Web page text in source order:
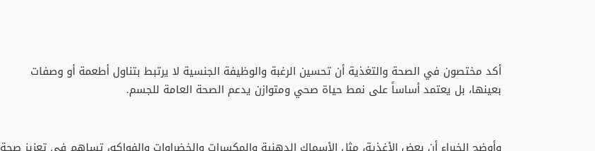
أكد مختصون في الصحة والتغذية أن تحسين الرغبة والوظيفة الجنسية لا يرتبط بتناول أطعمة أو وصفات
بعينها، بل يعتمد أساساً على نمط حياة صحي ومتوازن يدعم الصحة العامة للجسم.